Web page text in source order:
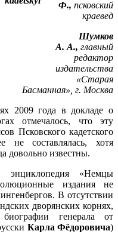
Ф., псковский
краевед
Шумков
А. А., главный
редактор
издательства
«Старая
Басманная», г. Москва
2009 года в докладе о
отмечалось, что эту
Псковского кадетского
не составлялась, хотя
довольно известны.
энциклопедия «Немцы
издания не
В отсутствии
дворянских корнях,
генерала от
Карла Фёдоровича)